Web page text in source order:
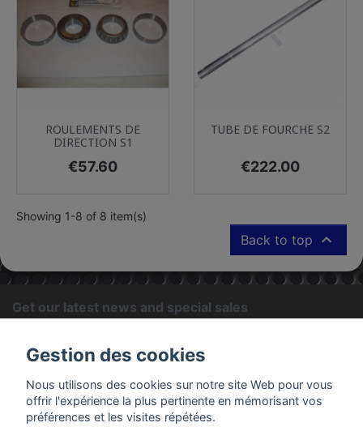
ROULEMENTS DE
DIRECTION S1
Price
€57.60
TUBE DE FOURCHE S2
Price
€222.00
Showing 1-8 of 8 item(s)
Back to top 
Get our latest news and special sales
find our contact info in the legal notice.
Gestion des cookies
Nous utilisons des cookies sur notre site Web pour vous
offrir l'expérience la plus pertinente en mémorisant vos
préférences et les visites répétées.